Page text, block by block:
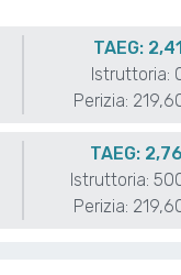
TAEG:
Istruttoria:
Perizia:
TAEG:
Istruttoria:
Perizia: